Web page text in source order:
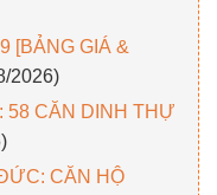
[BẢNG GIÁ &
2026)
58 CĂN DINH THỰ
CĂN HỘ